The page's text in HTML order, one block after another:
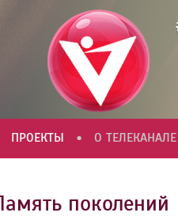
ПРОЕКТЫ • О ТЕЛЕКАНАЛЕ
поколений